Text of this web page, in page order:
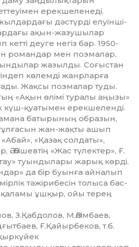
ерекшеленеді.
дәстүрді елуінші-
ақын-жазушылар
кетті деуге негіз бар. 1950-
романдар мен поэмалар,
жазылды. Соғыстан
көлемді жанр­ларға
Жақ­сы поэмалар туды.
«Ақын өлімі туралы аңызы»
күш-қуатымен ерекшеленді.
батырының образын,
жан-жақты ашып
«Қазақ солдаты»,
Әбішевтің «Жас түлектер», Ғ.
туындылары жарық көрді.
да бір буынға айналып
тәжірибесін толыса бас­
қаламы ұшқыр, ойы терең
З.Қаб­долов, М.Әлімбаев,
Ғ.Қайырбеков, т.б.